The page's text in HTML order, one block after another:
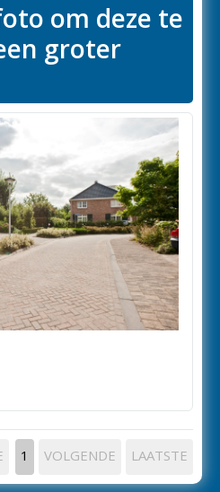
om deze te
groter
1 VOLGENDE LAATSTE